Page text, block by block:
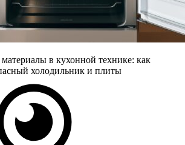
в кухонной технике: как
холодильник и плиты